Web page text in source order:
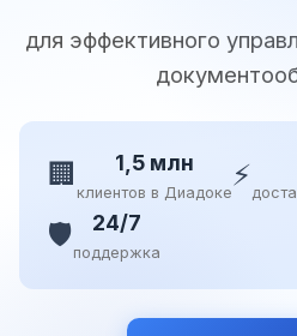
для эффективного
🏢 1,5 млн
клиентов в Диадоке⚡
🛡️ 24/7
поддержка